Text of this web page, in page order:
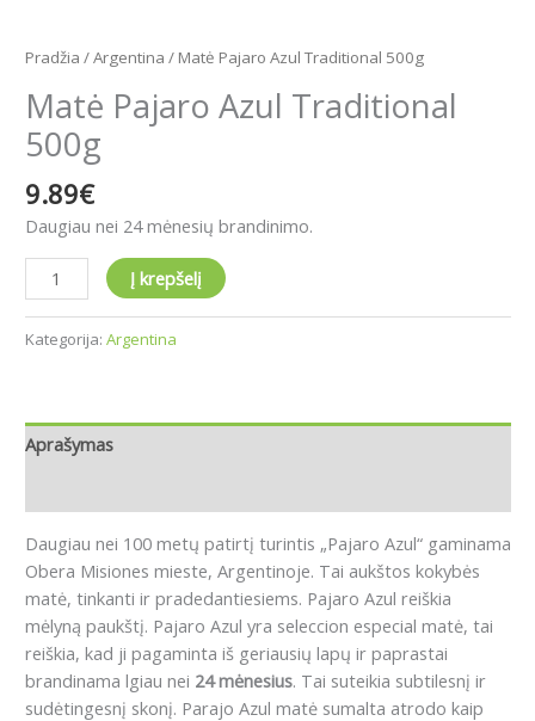
Pradžia /Argentina / Matė Pajaro Azul Traditional 500g
Matė Pajaro Azul Traditional
500g
9.89€
Daugiau nei 24 mėnesių brandinimo.
Į krepšelį
Kategorija: Argentina
Aprašymas
Daugiau nei 100 metų patirtį turintis „Pajaro Azul“ gaminama
Obera Misiones mieste, Argentinoje. Tai aukštos kokybės
matė, tinkanti ir pradedantiesiems. Pajaro Azul reiškia
mėlyną paukštį. Pajaro Azul yra seleccion especial matė, tai
reiškia, kad ji pagaminta iš geriausių lapų ir paprastai
brandinama lgiau nei 24 mėnesius. Tai suteikia subtilesnį ir
sudėtingesnį skonį. Parajo Azul matė sumalta atrodo kaip